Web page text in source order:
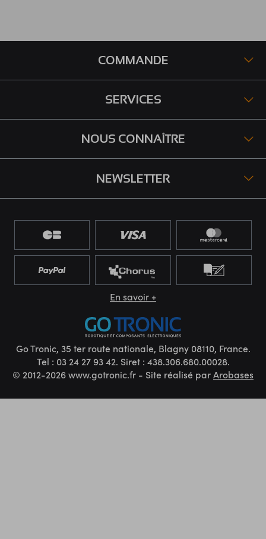
COMMANDE
SERVICES
NOUS CONNAÎTRE
NEWSLETTER
En savoir +
Go Tronic, 35 ter route nationale, Blagny 08110, France.
Tel : 03 24 27 93 42. Siret : 438.306.680.00028.
© 2012-2026 www.gotronic.fr - Site réalisé parArobases